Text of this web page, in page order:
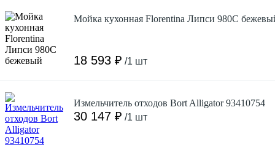
Мойка кухонная Florentina Липси 980С
18 593 ₽ /1 шт
Измельчитель отходов Bort Alligator 93410754
30 147 ₽ /1 шт